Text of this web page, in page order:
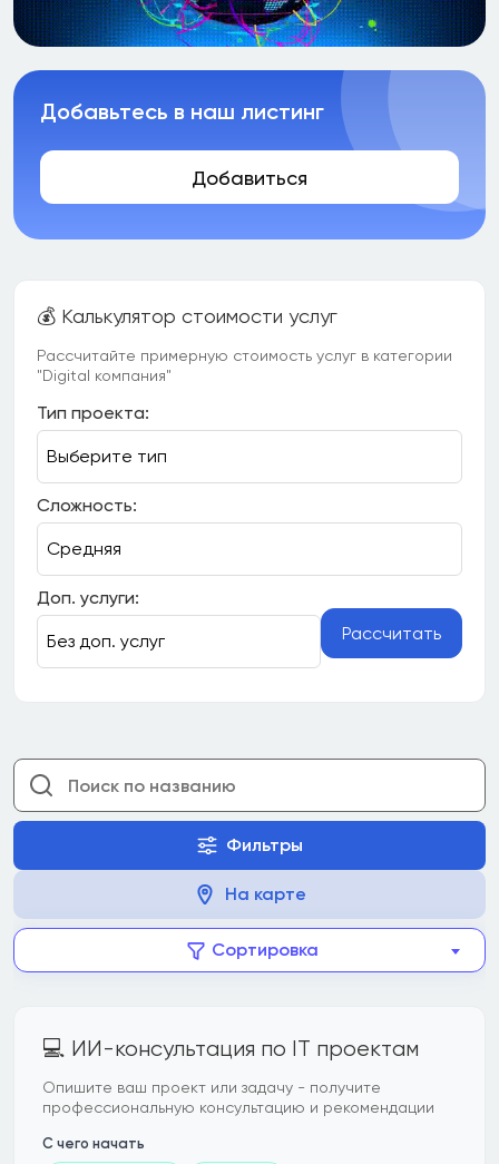
Добавьтесь в наш листинг
Добавиться
💰 Калькулятор стоимости услуг
Рассчитайте примерную стоимость услуг в категории
"Digital компания"
Тип проекта:
Сложность:
Доп. услуги:
Рассчитать
Фильтры
На карте
Сортировка
💻 ИИ-консультация по IT проектам
Опишите ваш проект или задачу - получите
профессиональную консультацию и рекомендации
С чего начать